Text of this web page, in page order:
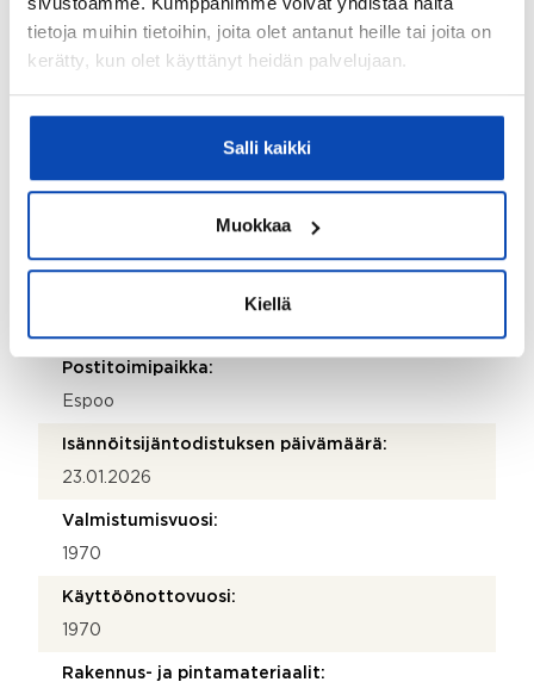
tietoja muihin tietoihin, joita olet antanut heille tai joita on
kerätty, kun olet käyttänyt heidän palvelujaan.
Salli kaikki
Muokkaa
Kiellä
Sähköposti:
pertti.burgman@talovarma.fi
Postitoimipaikka:
Espoo
Isännöitsijäntodistuksen päivämäärä:
23.01.2026
Valmistumisvuosi:
1970
Käyttöönottovuosi:
1970
Rakennus- ja pintamateriaalit: